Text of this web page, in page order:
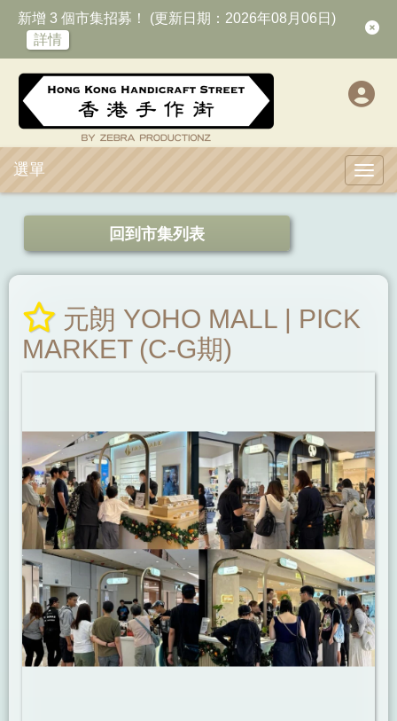
新增 3 個市集招募！ (更新日期：2026年08月06日)
詳情
選單
回到市集列表
元朗 YOHO MALL | PICK
MARKET (C-G期)